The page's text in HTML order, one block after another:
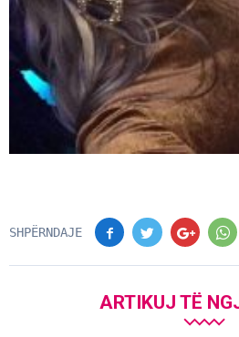
SHPËRNDAJE
ARTIKUJ TË